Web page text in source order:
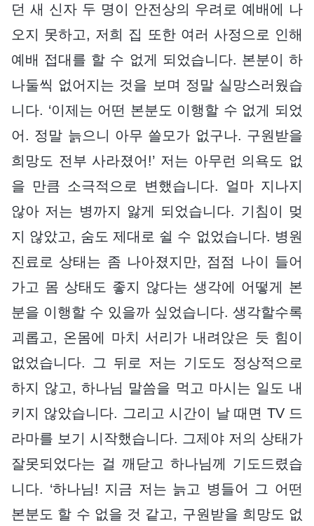
던 새 신자 두 명이 안전상의 우려로 예배에 나
오지 못하고, 저희 집 또한 여러 사정으로 인해
예배 접대를 할 수 없게 되었습니다. 본분이 하
나둘씩 없어지는 것을 보며 정말 실망스러웠습
니다. ‘이제는 어떤 본분도 이행할 수 없게 되었
어. 정말 늙으니 아무 쓸모가 없구나. 구원받을
희망도 전부 사라졌어!’ 저는 아무런 의욕도 없
을 만큼 소극적으로 변했습니다. 얼마 지나지
않아 저는 병까지 앓게 되었습니다. 기침이 멎
지 않았고, 숨도 제대로 쉴 수 없었습니다. 병원
진료로 상태는 좀 나아졌지만, 점점 나이 들어
가고 몸 상태도 좋지 않다는 생각에 어떻게 본
분을 이행할 수 있을까 싶었습니다. 생각할수록
괴롭고, 온몸에 마치 서리가 내려앉은 듯 힘이
없었습니다. 그 뒤로 저는 기도도 정상적으로
하지 않고, 하나님 말씀을 먹고 마시는 일도 내
키지 않았습니다. 그리고 시간이 날 때면 TV 드
라마를 보기 시작했습니다. 그제야 저의 상태가
잘못되었다는 걸 깨닫고 하나님께 기도드렸습
니다. ‘하나님! 지금 저는 늙고 병들어 그 어떤
본분도 할 수 없을 것 같고, 구원받을 희망도 없